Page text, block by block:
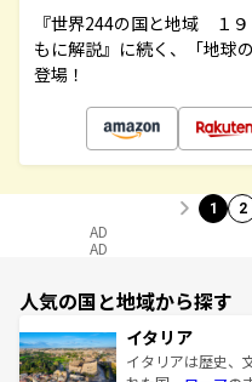
『世界244の国と地域 １
もに解説』に続く、「地球
登場！
1 2
AD
AD
人気の国と地域から探す
イタリア
イタリアは歴史、